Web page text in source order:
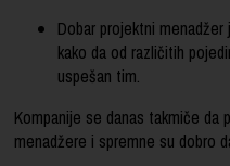
Dobar projektni
kako da od različitih
uspešan tim.
Kompanije se danas takmiče da
menadžere i spremne su dobro